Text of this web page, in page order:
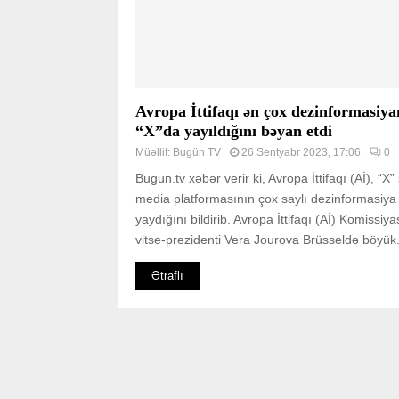
Avropa İttifaqı ən çox
“X”da yayıldığını bəyan etdi
Müəllif: Bugün TV 26 Sentyabr 2023, 17:06 0
Bugun.tv xəbər verir ki, Avropa İttifaqı (Aİ), “X”
media platformasının çox saylı dezinformasiya
yaydığını bildirib. Avropa İttifaqı (Aİ)
vitse-prezidenti Vera Jourova Brüsseldə böyük...
Ətraflı